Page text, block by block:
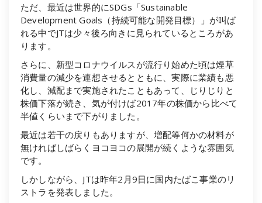
ただ、最近は世界的にSDGs「Sustainable
Development Goals（持続可能な開発目標）」が叫ば
れる中でJTは少々後ろ向きに見られているところがあ
ります。
さらに、新型コロナウイルスが流行り始めた頃は煙草
消費量の減少を連想させるとともに、実際に業績も悪
化し、減配まで実施されたこともあって、じりじりと
株価下落が続き、気が付けば2017年の株価から比べて
半値くらいまで下がりました。
最近は若干の戻りもありますが、増配等何かの材料が
無ければしばらくヨコヨコの展開が続くような雰囲気
です。
しかしながら、JTは昨年2月9日に国内たばこ事業のリ
ストラを発表しました。